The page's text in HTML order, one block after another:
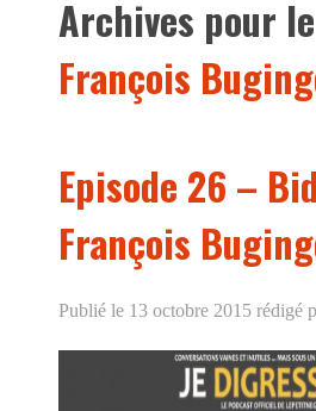
Archives pour
François
Episode 26 –
François
Publié le 13 octobre 2015 rédigé